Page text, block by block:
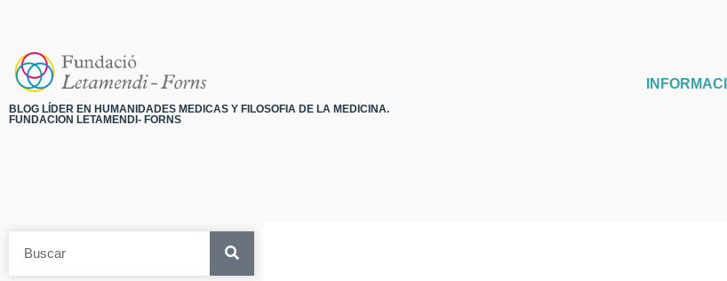
BLOG LÍDER EN HUMANIDADES MEDICAS Y FILOSOFIA DE LA MEDICINA.
FUNDACION LETAMENDI- FORNS